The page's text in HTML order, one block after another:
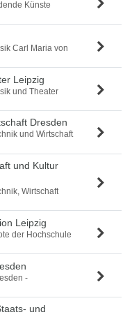
Künste
Carl Maria von
Leipzig
und Theater
Dresden
und Wirtschaft
und Kultur
Wirtschaft
Leipzig
der Hochschule
-
und